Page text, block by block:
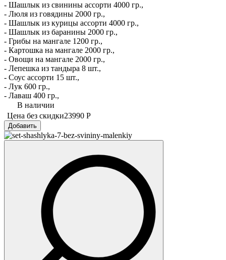
- Шашлык из свинины ассорти 4000 гр.,
- Люля из говядины 2000 гр.,
- Шашлык из курицы ассорти 4000 гр.,
- Шашлык из баранины 2000 гр.,
- Грибы на мангале 1200 гр.,
- Картошка на мангале 2000 гр.,
- Овощи на мангале 2000 гр.,
- Лепешка из тандыра 8 шт.,
- Соус ассорти 15 шт.,
- Лук 600 гр.,
- Лаваш 400 гр.,
В наличии
Цена без скидки23990 Р
Добавить